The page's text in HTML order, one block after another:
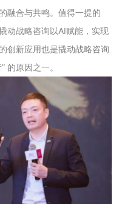
融合与共鸣。值得一提的
动战略咨询以AI赋能，实现
创新应用也是撬动战略咨询
的原因之一。